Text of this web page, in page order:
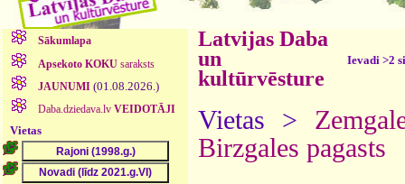
Sākumlapa
Apsekoto KOKUsaraksts
JAUNUMI (01.08.2026.)
Daba.dziedava.lv VEIDOTĀJI
Vietas
Latvijas Daba
un
kultūrvēsture
Ievadi >2
Vietas >
Birzgales pagasts